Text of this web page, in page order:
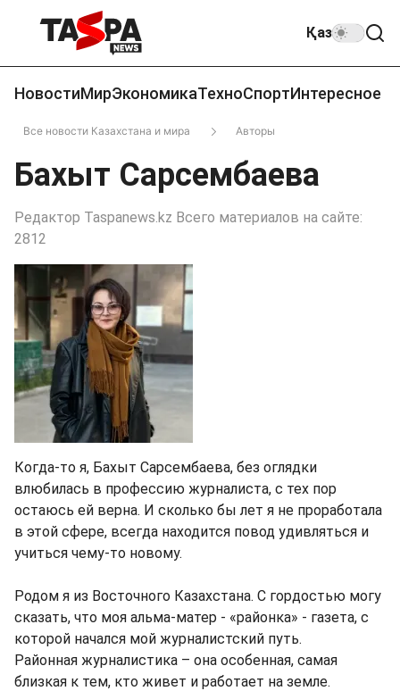
Қаз
НовостиМирЭкономикаТехноСпортИнтересное
Все новости Казахстана и мира Авторы
Бахыт Сарсембаева
Редактор Taspanews.kz Всего материалов на сайте:
2812
Когда-то я, Бахыт Сарсембаева, без оглядки
влюбилась в профессию журналиста, с тех пор
остаюсь ей верна. И сколько бы лет я не проработала
в этой сфере, всегда находится повод удивляться и
учиться чему-то новому.
Родом я из Восточного Казахстана. С гордостью могу
сказать, что моя альма-матер - «районка» - газета, с
которой начался мой журналистский путь.
Районная журналистика – она особенная, самая
близкая к тем, кто живет и работает на земле.